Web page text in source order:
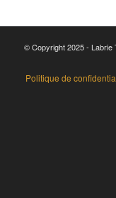
© Copyright 2025 - Labrie
Politique de